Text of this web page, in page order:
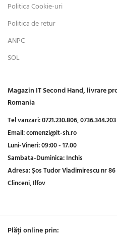
Politica Cookie-uri
Politica de retur
ANPC
SOL
Magazin IT Second Hand, livrare
Romania
Tel vanzari:0721.230.806,0736.344.203
Email:comenzi@it-sh.ro
Luni-Vineri:09:00 - 17.00
Sambata-Duminica:Inchis
Adresa:Șos Tudor Vladimirescu nr 86
Clinceni, Ilfov
Plăți online prin: